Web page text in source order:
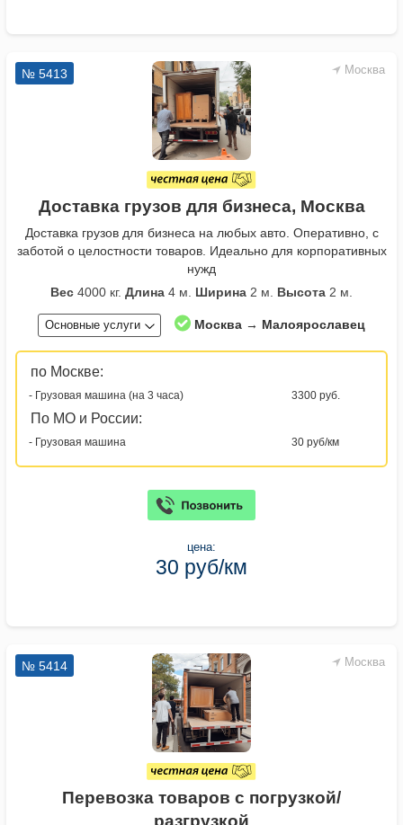
Москва
№ 5413
Доставка грузов для бизнеса, Москва
Доставка грузов для бизнеса на любых авто. Оперативно, с
заботой о целостности товаров. Идеально для корпоративных
нужд
Вес 4000 кг. Длина 4 м. Ширина 2 м. Высота 2 м.
Основные услуги Москва → Малоярославец
по Москве:
- Грузовая машина (на 3 часа) 3300 руб.
По МО и России:
- Грузовая машина 30 руб/км
цена:
30 руб/км
Москва
№ 5414
Перевозка товаров с погрузкой/
разгрузкой